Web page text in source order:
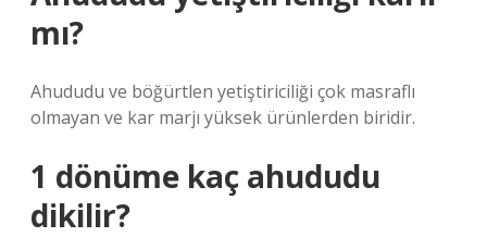
mı?
Ahududu ve böğürtlen yetiştiriciliği çok masraflı
olmayan ve kar marjı yüksek ürünlerden biridir.
1 dönüme kaç ahududu
dikilir?